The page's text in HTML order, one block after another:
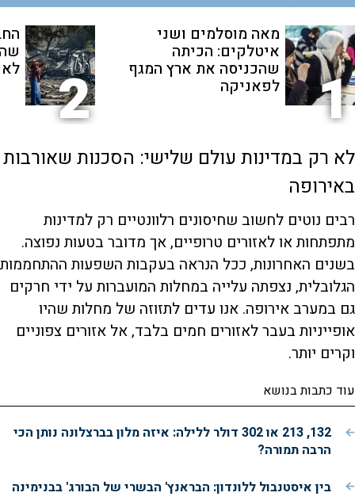
1
מאה מוסלמים ושני
איטלקים: הכיתה
שהכניסה את ארץ המגף
לפאניקה 2
לא רק במדינות עולם שלישי: הסכנות שאורבות
באירופה
רבים נוטים לחשוב שחיסונים רלוונטיים רק למדינות
מתפתחות או לאזורים טרופיים, אך מדובר בטעות נפוצה.
בשנים האחרונות, ככל הנראה בעקבות השפעות ההתחממות
הגלובלית, נצפתה עלייה במחלות המועברות על ידי חרקים
גם במערב אירופה. אנו עדים לתזוזה של מחלות שהיו
אופייניות בעבר לאזורים חמים בלבד, אל אזורים צפוניים
וקרים יותר.
עוד כתבות בנושא
132, 213 או 302 דולר ללילה: איזה מלון בברצלונה נותן הכי
הרבה תמורה?
בין איסטנבול ללונדון: הבראנץ' הבשרי של הבורג' בבנימינה